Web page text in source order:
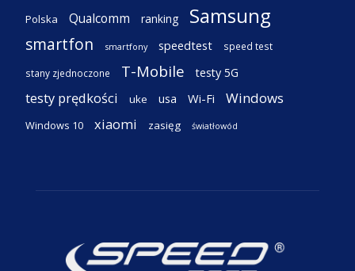
Polska Qualcomm ranking Samsung
smartfon smartfony speedtest speed test
stany zjednoczone T-Mobile testy 5G
testy prędkości uke usa Wi-Fi Windows
Windows 10 xiaomi zasięg światłowód